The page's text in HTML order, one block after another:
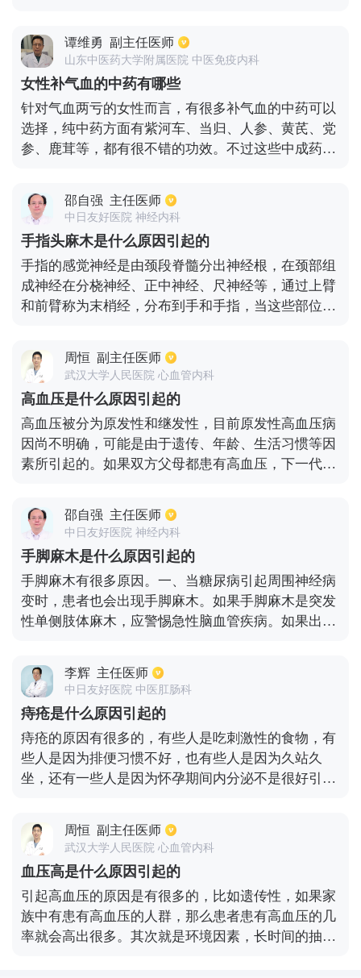
是仅仅出现黑便的情况。另外，出血量大的话会呕
血，超过400毫升可能会造成贫血，伴头晕、乏力症
状，如果达到全身血量的30％甚至50％，患者就会休
克。
谭维勇 副主任医师
山东中医药大学附属医院 中医免疫内科
女性补气血的中药有哪些
针对气血两亏的女性而言，有很多补气血的中药可以
选择，纯中药方面有紫河车、当归、人参、黄芪、党
参、鹿茸等，都有很不错的功效。不过这些中成药需
复方阿胶浆、驴胶补血冲剂、气血双补口服液等这些
药物都是临床上的常用药。平时也可以吃一些补气血
的食物，比如猪肝、桑葚、红枣等。
邵自强 主任医师
中日友好医院 神经内科
手指头麻木是什么原因引起的
手指的感觉神经是由颈段脊髓分出神经根，在颈部组
成神经在分桡神经、正中神经、尺神经等，通过上臂
和前臂称为末梢经，分布到手和手指，当这些部位的
生素b缺乏、手指供血障碍等原因引起炎症反应，可
导致手指麻痛，双手的大多数手指都是从相同的原因
中恢复过来的，口服和注射维生素b1针灸等治疗可促
使恢复。尺神经损害，前臂和上臂的尺神经受外伤压
迫或患肿瘤时可引起同侧的小指和无名指麻痛及部分
手指活动障碍。
周恒 副主任医师
武汉大学人民医院 心血管内科
高血压是什么原因引起的
高血压被分为原发性和继发性，目前原发性高血压病
因尚不明确，可能是由于遗传、年龄、生活习惯等因
素所引起的。如果双方父母都患有高血压，下一代的
过量饮酒等。继发性高血压通常是由于疾病所引起
的，比如慢性肾脏疾病、内分泌紊乱等。
邵自强 主任医师
中日友好医院 神经内科
手脚麻木是什么原因引起的
手脚麻木有很多原因。一、当糖尿病引起周围神经病
变时，患者也会出现手脚麻木。如果手脚麻木是突发
性单侧肢体麻木，应警惕急性脑血管疾病。如果出现
糖尿病周围神经病。二、所有涉及脑神经的损伤都可
能导致手脚麻木。如脑血管闭塞、脑出血和脑肿瘤。
三、颈椎病和腰椎病会压迫局部神经，可导致手脚麻
木。
李辉 主任医师
中日友好医院 中医肛肠科
痔疮是什么原因引起的
痔疮的原因有很多的，有些人是吃刺激性的食物，有
些人是因为排便习惯不好，也有些人是因为久站久
坐，还有一些人是因为怀孕期间内分泌不是很好引起
痔疮的情况，要及时调整自己的饮食习惯。
周恒 副主任医师
武汉大学人民医院 心血管内科
血压高是什么原因引起的
引起高血压的原因是有很多的，比如遗传性，如果家
族中有患有高血压的人群，那么患者患有高血压的几
率就会高出很多。其次就是环境因素，长时间的抽